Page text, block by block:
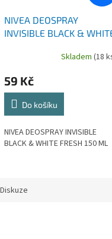
NIVEA DEOSPRAY
INVISIBLE BLACK &
Skladem (18
59 Kč
Do košíku
NIVEA DEOSPRAY INVISIBLE
BLACK & WHITE FRESH 150 ML
Diskuze